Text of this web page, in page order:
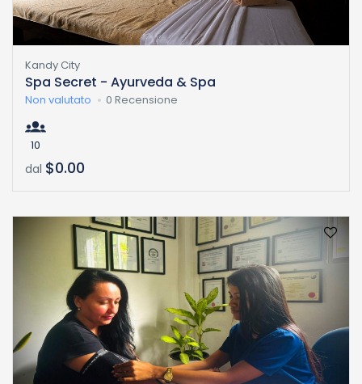
Kandy City
Spa Secret - Ayurveda & Spa
Non valutato 0 Recensione
10
dal $0.00